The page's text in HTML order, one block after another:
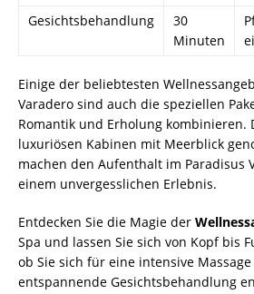
Gesichtsbehandlung
30
Minuten
Einige der beliebtesten
Varadero sind auch die speziellen
Romantik und Erholung kombinieren.
luxuriösen Kabinen mit Meerblick
machen den Aufenthalt im Paradisus
einem unvergesslichen Erlebnis.
Entdecken Sie die Magie der
Spa und lassen Sie sich von Kopf bis
ob Sie sich für eine intensive
entspannende Gesichtsbehandlung